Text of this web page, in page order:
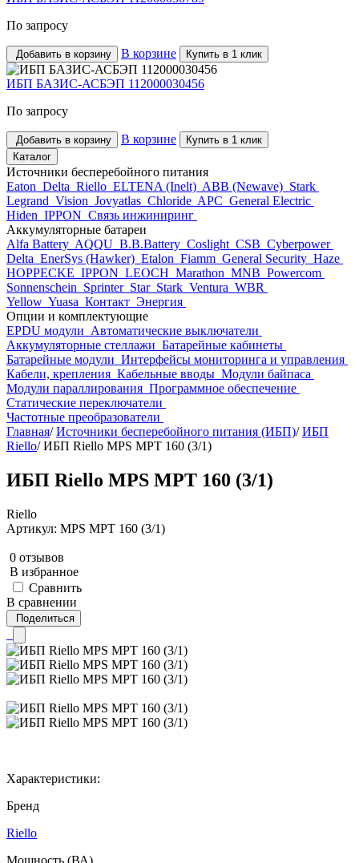
По запросу
Добавить в корзину В корзине Купить в 1 клик
ИБП БАЗИС-АСБЭП 112000030456
По запросу
Добавить в корзину В корзине
Купить в 1 клик
Каталог
Источники бесперебойного питания
Eaton Delta Riello ELTENA (Inelt) ABB (Newave) Stark
Legrand Vision Jovyatlas Chloride APC General Electric
Hiden IPPON Связь инжиниринг
Аккумуляторные батареи
Alfa Battery AQQU B.B.Battery Coslight CSB Cyberpower
Delta EnerSys (Hawker) Etalon Fiamm General Security Haze
HOPPECKE IPPON LEOCH Marathon MNB Powercom
Sonnenschein Sprinter Star Stark Ventura WBR
Yellow Yuasa Контакт Энергия
Опции и комплектующие
EPDU модули Автоматические выключатели
Аккумуляторные стеллажи Батарейные кабинеты
Батарейные модули Интерфейсы мониторинга и управления
Кабели, крепления Кабельные вводы Модули байпаса
Модули параллирования Программное обеспечение
Статические переключатели
Частотные преобразователи
Главная/ Источники бесперебойного питания (ИБП)/ ИБП
Riello/ ИБП Riello MPS MPT 160 (3/1)
ИБП Riello MPS MPT 160 (3/1)
Riello
Артикул: MPS MPT 160 (3/1)
0 отзывов
В избранное
Сравнить
В сравнении
Поделиться
Характеристики:
Бренд
Riello
Мощность (ВА)